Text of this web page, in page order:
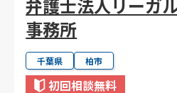
弁護士法人リーガ
事務所
千葉県 柏市
初回相談無料